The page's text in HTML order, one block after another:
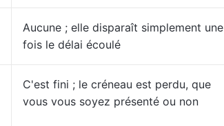
Aucune ; elle disparaît simplement une
fois le délai écoulé
C'est fini ; le créneau est perdu, que
vous vous soyez présenté ou non